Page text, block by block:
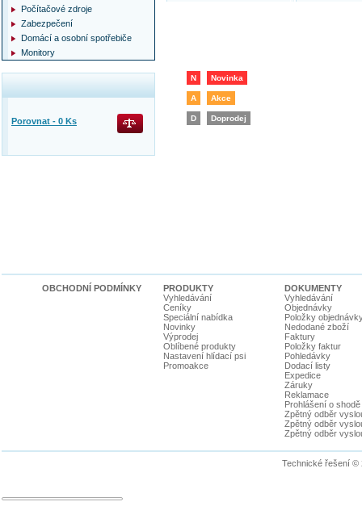
N Novinka
A Akce
D Doprodej
Počítačové zdroje
Zabezpečení
Domácí a osobní spotřebiče
Monitory
Porovnat - 0 Ks
OBCHODNÍ PODMÍNKY
PRODUKTY
Vyhledávání
Ceníky
Speciální nabídka
Novinky
Výprodej
Oblíbené produkty
Nastavení hlídací psi
Promoakce
DOKUMENTY
Vyhledávání
Objednávky
Položky
Nedodané zboží
Faktury
Položky faktur
Pohledávky
Dodací listy
Expedice
Záruky
Reklamace
Prohlášení o shodě
Zpětný odběr
Zpětný odběr
Zpětný odběr
Technické řešení ©